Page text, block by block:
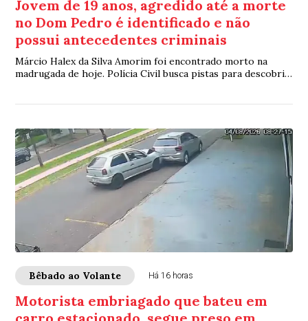
Jovem de 19 anos, agredido até a morte
no Dom Pedro é identificado e não
possui antecedentes criminais
Márcio Halex da Silva Amorim foi encontrado morto na
madrugada de hoje. Polícia Civil busca pistas para descobrir
Bêbado ao Volante Há 16 horas
Motorista embriagado que bateu em